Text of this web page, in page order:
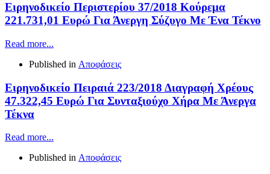
Ειρηνοδικείο Περιστερίου 37/2018 Κούρεμα
221.731,01 Ευρώ Για Άνεργη Σύζυγο Με Ένα Τέκνο
Read more...
Published in Αποφάσεις
Ειρηνοδικείο Πειραιά 223/2018 Διαγραφή Χρέους
47.322,45 Ευρώ Για Συνταξιούχο Χήρα Με Άνεργα
Τέκνα
Read more...
Published in Αποφάσεις